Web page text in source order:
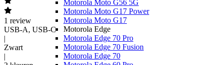
Motorola Moto G56 5G
Motorola Moto G17 Power
Motorola Moto G17
Motorola Edge
Motorola Edge 70 Pro
Motorola Edge 70 Fusion
Motorola Edge 70
1 review
USB-A, USB-C
|
Zwart
|